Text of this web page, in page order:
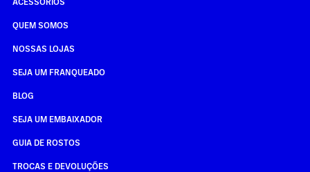
QUEM SOMOS
NOSSAS LOJAS
SEJA UM FRANQUEADO
BLOG
SEJA UM EMBAIXADOR
GUIA DE ROSTOS
TROCAS E DEVOLUÇÕES